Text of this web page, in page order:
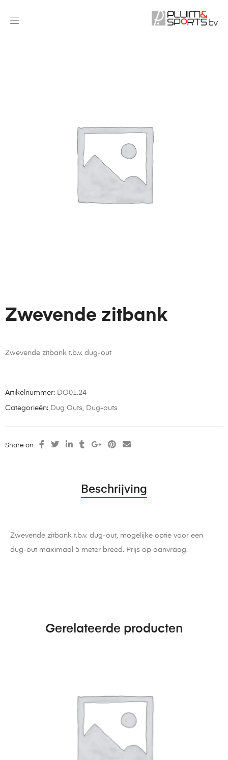
Zwevende zitbank
Zwevende zitbank t.b.v. dug-out
Artikelnummer: DO01.24
Categorieën: Dug Outs, Dug-outs
Share on:
Beschrijving
Zwevende zitbank t.b.v. dug-out, mogelijke optie voor een
dug-out maximaal 5 meter breed. Prijs op aanvraag.
Gerelateerde producten